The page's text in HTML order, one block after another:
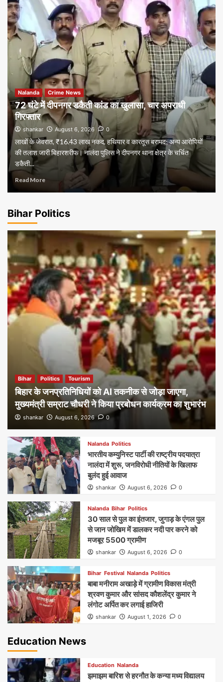
Nalanda Crime News
72 घंटे में दीपनगर डकैती कांड का खुलासा, चार अपराधी
गिरफ्तार
shankar August 6, 2026 0
लाखों के जेवरात, ₹16.43 लाख नकद, हथियार व कारतूस बरामद; अन्य आरोपियों
की तलाश जारी बिहारशरीफ। नालंदा पुलिस ने दीपनगर थाना क्षेत्र के चर्चित
डकैती...
Read More
Bihar Politics
Bihar Politics Tourism
बिहार के जनप्रतिनिधियों को AI तकनीक से जोड़ा जाएगा,
मुख्यमंत्री सम्राट चौधरी ने किया प्रबोधन कार्यक्रम का शुभारंभ
shankar August 6, 2026 0
Nalanda Politics
भारतीय कम्युनिस्ट पार्टी की राष्ट्रीय पदयात्रा
नालंदा में शुरू, जनविरोधी नीतियों के खिलाफ
बुलंद हुई आवाज
shankar August 6, 2026 0
Nalanda Bihar Politics
30 साल से पुल का इंतजार, जुगाड़ के एंगल पुल
से जान जोखिम में डालकर नदी पार करने को
मजबूर 5500 ग्रामीण
shankar August 6, 2026 0
Bihar Festival Nalanda Politics
बाबा मनीराम अखाड़े में ग्रामीण विकास मंत्री
श्रवण कुमार और सांसद कौशलेंद्र कुमार ने
लंगोट अर्पित कर लगाई हाजिरी
shankar August 1, 2026 0
Education News
Education Nalanda
झमाझम बारिश से हरनौत के कन्या मध्य विद्यालय